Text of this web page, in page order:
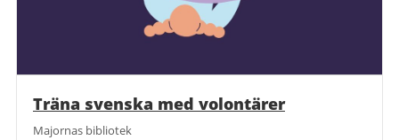
Träna svenska med volontärer
Majornas bibliotek